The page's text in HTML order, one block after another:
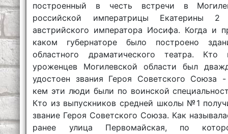
построенный в честь встречи в
российской императрицы Екатерины
австрийского императора Иосифа. Когда и
каком губернаторе было построено
областного драматического театра. Кто
уроженцев Могилевской области был
удостоен звания Героя Советского Союза
кем эти люди были по воинской
Кто из выпускников средней школы №1
звание Героя Советского Союза. Как
ранее улица Первомайская, по